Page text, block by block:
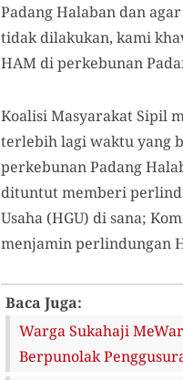
Padang Halaban dan
tidak dilakukan, kami
HAM di perkebunan
Koalisi Masyarakat Sipil
terlebih lagi waktu yang
perkebunan Padang
dituntut memberi
Usaha (HGU) di sana;
menjamin perlindungan
Baca Juga:
Warga Sukahaji
Berpunolak